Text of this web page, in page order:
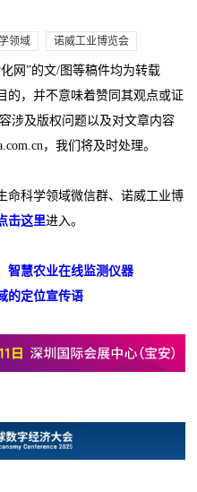
领域 诺威工业博览会
网”的文/图等稿件均为转载
的，并不意味着赞同其观点或证
涉及版权问题以及对文章内容
，我们将及时处理。
命科学领域微信群、诺威工业博
击这里进入。
智慧农业在线监测仪器
的定位宣传语